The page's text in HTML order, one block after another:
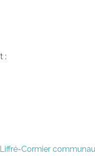
:
Cormier